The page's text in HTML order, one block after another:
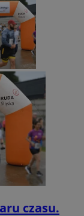
czasu.